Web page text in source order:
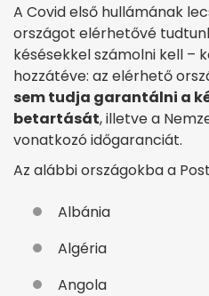
A Covid első hullámának
országot elérhetővé
késésekkel számolni kell –
hozzátéve: az elérhető
sem tudja garantálni a
betartását, illetve a
vonatkozó időgaranciát.
Az alábbi országokba a
Albánia
Algéria
Angola